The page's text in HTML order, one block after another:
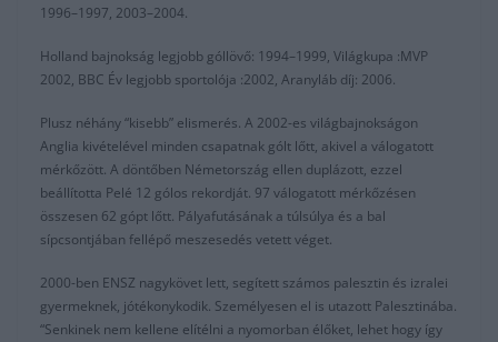
1996–1997, 2003–2004.
Holland bajnokság legjobb góllövő: 1994–1999, Világkupa :MVP
2002, BBC Év legjobb sportolója :2002, Aranyláb díj: 2006.
Plusz néhány “kisebb” elismerés. A 2002-es világbajnokságon
Anglia kivételével minden csapatnak gólt lőtt, akivel a válogatott
mérkőzött. A döntőben Németország ellen duplázott, ezzel
beállította Pelé 12 gólos rekordját. 97 válogatott mérkőzésen
összesen 62 gópt lőtt. Pályafutásának a túlsúlya és a bal
sípcsontjában fellépő meszesedés vetett véget.
2000-ben ENSZ nagykövet lett, segített számos palesztin és izralei
gyermeknek, jótékonykodik. Személyesen el is utazott Palesztinába.
“Senkinek nem kellene elítélni a nyomorban élőket, lehet hogy így